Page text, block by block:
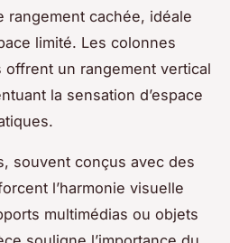
rangement cachée, idéale
limité. Les colonnes
offrent un rangement vertical
la sensation d’espace
souvent conçus avec des
l’harmonie visuelle
multimédias ou objets